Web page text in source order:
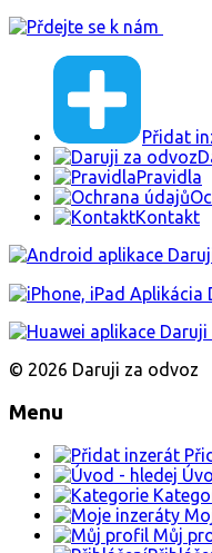
Přidat
Pravidla
Kontakt
© 2026 Daruji za odvoz
Menu
Můj